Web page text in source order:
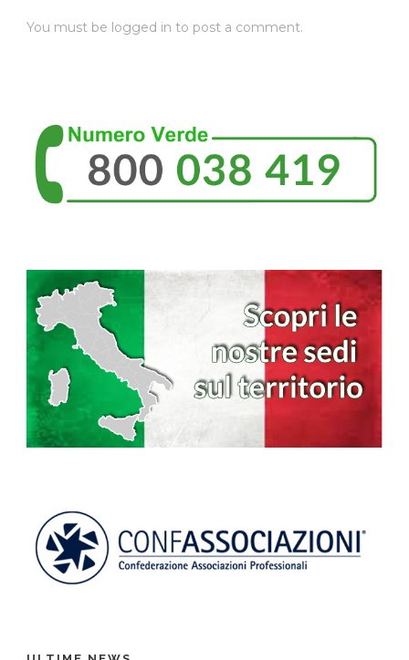
You must be logged in to post a comment.